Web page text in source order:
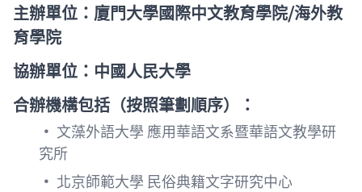
主辦單位：廈門大學國際中文教育學院/海外教
育學院
協辦單位：中國人民大學
合辦機構包括（按照筆劃順序）：
• 文藻外語大學 應用華語文系暨華語文教學研
究所
• 北京師範大學 民俗典籍文字研究中心